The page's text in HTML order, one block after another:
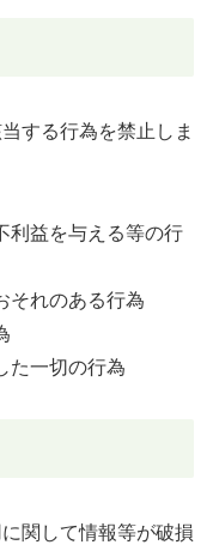
する行為を禁止しま
利益を与える等の行
それのある行為
た一切の行為
関して情報等が破損